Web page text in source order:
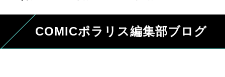
COMICポラリス編集部ブログ